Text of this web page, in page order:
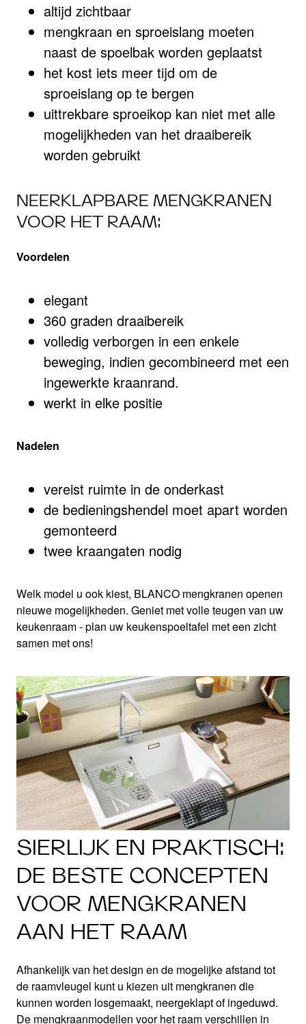
altijd zichtbaar
mengkraan en sproeislang moeten
naast de spoelbak worden geplaatst
het kost iets meer tijd om de
sproeislang op te bergen
uittrekbare sproeikop kan niet met alle
mogelijkheden van het draaibereik
worden gebruikt
NEERKLAPBARE MENGKRANEN
VOOR HET RAAM:
Voordelen
elegant
360 graden draaibereik
volledig verborgen in een enkele
beweging, indien gecombineerd met een
ingewerkte kraanrand.
werkt in elke positie
Nadelen
vereist ruimte in de onderkast
de bedieningshendel moet apart worden
gemonteerd
twee kraangaten nodig
Welk model u ook kiest, BLANCO mengkranen openen
nieuwe mogelijkheden. Geniet met volle teugen van uw
keukenraam - plan uw keukenspoeltafel met een zicht
samen met ons!
SIERLIJK EN PRAKTISCH:
DE BESTE CONCEPTEN
VOOR MENGKRANEN
AAN HET RAAM
Afhankelijk van het design en de mogelijke afstand tot
de raamvleugel kunt u kiezen uit mengkranen die
kunnen worden losgemaakt, neergeklapt of ingeduwd.
De mengkraanmodellen voor het raam verschillen in